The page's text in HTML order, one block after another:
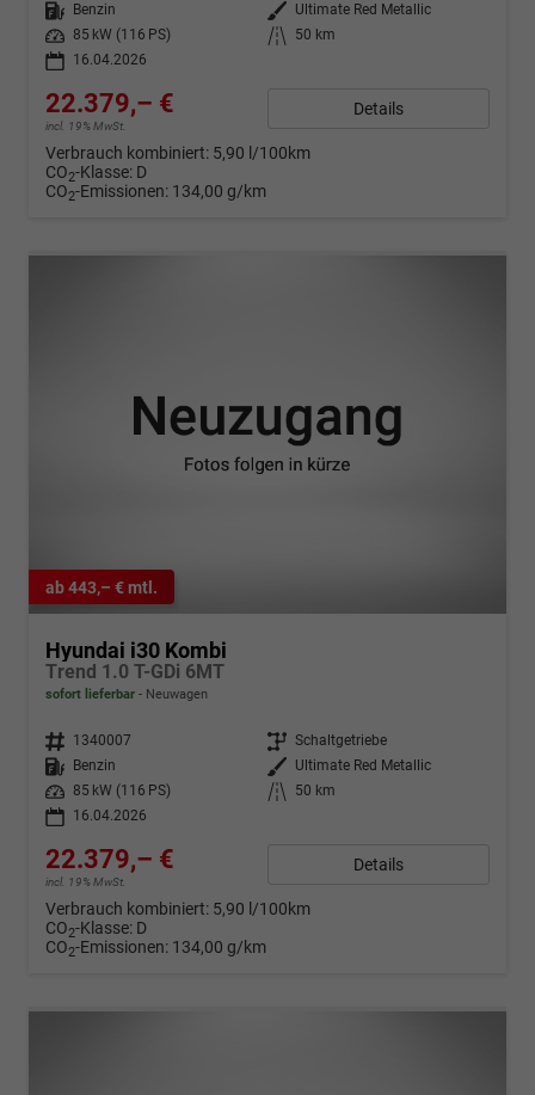
Kraftstoff
Benzin Außenfarbe
Ultimate Red Metallic
Leistung
85 kW (116 PS) Kilometerstand
50 km
16.04.2026
22.379,– €
incl. 19% MwSt.
Details
Verbrauch kombiniert: 5,90 l/100km
CO2-Klasse: D
CO2-Emissionen: 134,00 g/km
ab 443,– € mtl.
Hyundai i30 Kombi
Trend 1.0 T-GDi 6MT
sofort lieferbar Neuwagen
Fahrzeugnr. 1340007 Getriebe Schaltgetriebe
Kraftstoff
Benzin Außenfarbe
Ultimate Red Metallic
Leistung
85 kW (116 PS) Kilometerstand
50 km
16.04.2026
22.379,– €
incl. 19% MwSt.
Details
Verbrauch kombiniert: 5,90 l/100km
CO2-Klasse: D
CO2-Emissionen: 134,00 g/km